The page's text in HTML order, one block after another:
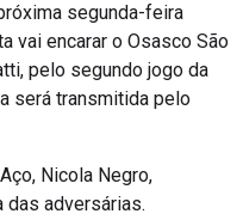
segunda-feira
vai encarar o Osasco São
pelo segundo jogo da
será transmitida pelo
Nicola Negro,
das adversárias.